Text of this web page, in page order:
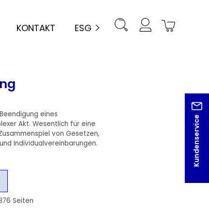
KONTAKT ESG
Kundenservice
eines
Akt. Wesentlich für eine
von Gesetzen,
Individualvereinbarungen.
Seiten